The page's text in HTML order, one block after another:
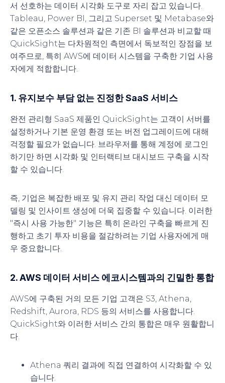
서 선호하는 데이터 시각화 도구로 자리 잡고 있습니다.
Tableau, Power BI, 그리고 Superset 및 Metabase와
같은 오픈소스 솔루션과 같은 기존 BI 솔루션과 비교할 때
QuickSight는 다차원적인 측면에서 독보적인 장점을 보
여주므로, 특히 AWS에 데이터 시스템을 구축한 기업 사용
자에게 적합합니다.
1. 유지보수 부담 없는 진정한 SaaS 서비스
완전 관리형 SaaS 제품인 QuickSight는 고객이 서버를
설정하거나 기본 운영 환경 또는 버전 업그레이드에 대해
걱정할 필요가 없습니다. 브라우저를 통해 계정에 로그인
하기만 하면 시각화 및 인터랙티브 대시보드 구축을 시작
할 수 있습니다.
즉, 기업은 복잡한 배포 및 유지 관리 작업 대신 데이터 모
델링 및 인사이트 생성에 더욱 집중할 수 있습니다. 이러한
"즉시 사용 가능한" 기능은 특히 온라인 구축을 빠르게 진
행하고 초기 투자 비용을 절감하려는 기업 사용자에게 매
우 중요합니다.
2. AWS 데이터 서비스 에코시스템과의 긴밀한 통합
AWS에 구축된 거의 모든 기업 고객은 S3, Athena,
Redshift, Aurora, RDS 등의 서비스를 사용합니다.
QuickSight와 이러한 서비스 간의 통합은 매우 원활합니
다.
Athena 쿼리 결과에 직접 연결하여 시각화할 수 있
습니다.